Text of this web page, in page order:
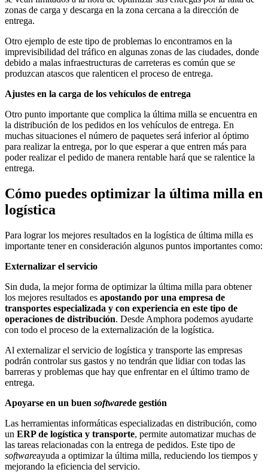
zonas de carga y descarga en la zona cercana a la dirección de
entrega.
Otro ejemplo de este tipo de problemas lo encontramos en la
imprevisibilidad del tráfico en algunas zonas de las ciudades, donde
debido a malas infraestructuras de carreteras es común que se
produzcan atascos que ralenticen el proceso de entrega.
Ajustes en la carga de los vehículos de entrega
Otro punto importante que complica la última milla se encuentra en
la distribución de los pedidos en los vehículos de entrega. En
muchas situaciones el número de paquetes será inferior al óptimo
para realizar la entrega, por lo que esperar a que entren más para
poder realizar el pedido de manera rentable hará que se ralentice la
entrega.
Cómo puedes optimizar la última milla en
logística
Para lograr los mejores resultados en la logística de última milla es
importante tener en consideración algunos puntos importantes como:
Externalizar el servicio
Sin duda, la mejor forma de optimizar la última milla para obtener
los mejores resultados es apostando por una empresa de
transportes especializada y con experiencia en este tipo de
operaciones de distribución. Desde Amphora podemos ayudarte
con todo el proceso de la externalización de la logística.
Al externalizar el servicio de logística y transporte las empresas
podrán controlar sus gastos y no tendrán que lidiar con todas las
barreras y problemas que hay que enfrentar en el último tramo de
entrega.
Apoyarse en un buen softwarede gestión
Las herramientas informáticas especializadas en distribución, como
un ERP de logística y transporte, permite automatizar muchas de
las tareas relacionadas con la entrega de pedidos. Este tipo de
softwareayuda a optimizar la última milla, reduciendo los tiempos y
mejorando la eficiencia del servicio.